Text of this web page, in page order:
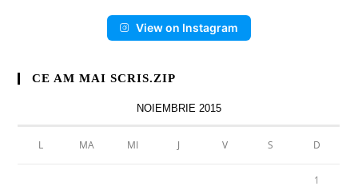
View on Instagram
CE AM MAI SCRIS.ZIP
NOIEMBRIE 2015
L MA MI J V S D
1